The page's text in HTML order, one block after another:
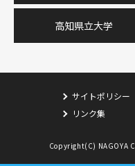
高知県立大学
サイトポリシー
リンク集
Copyright(C) NAGOYA